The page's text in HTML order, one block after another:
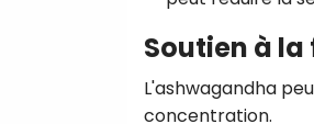
Soutien à
L'ashwagandha
concentration.